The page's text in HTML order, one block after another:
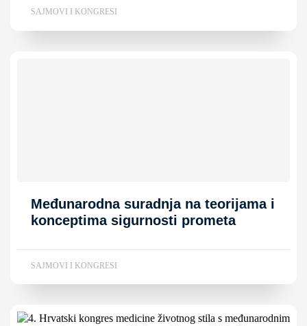
SAJMOVI I KONGRESI
Međunarodna suradnja na teorijama i
konceptima sigurnosti prometa
SAJMOVI I KONGRESI